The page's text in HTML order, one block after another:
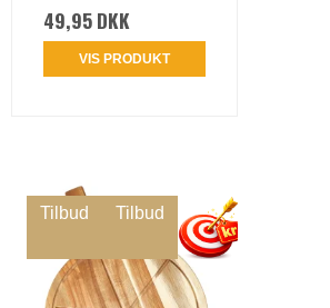
49,95 DKK
VIS PRODUKT
Tilbud Tilbud